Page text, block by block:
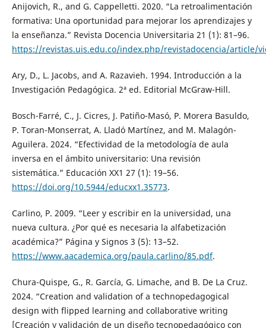
Anijovich, R., and G. Cappelletti. 2020. “La retroalimentación
formativa: Una oportunidad para mejorar los aprendizajes y
la enseñanza.” Revista Docencia Universitaria 21 (1): 81–96.
https://revistas.uis.edu.co/index.php/revistadocencia/article/
Ary, D., L. Jacobs, and A. Razavieh. 1994. Introducción a la
Investigación Pedagógica. 2ª ed. Editorial McGraw-Hill.
Bosch-Farré, C., J. Cicres, J. Patiño-Masó, P. Morera Basuldo,
P. Toran-Monserrat, A. Lladó Martínez, and M. Malagón-
Aguilera. 2024. “Efectividad de la metodología de aula
inversa en el ámbito universitario: Una revisión
sistemática.” Educación XX1 27 (1): 19–56.
https://doi.org/10.5944/educxx1.35773.
Carlino, P. 2009. “Leer y escribir en la universidad, una
nueva cultura. ¿Por qué es necesaria la alfabetización
académica?” Página y Signos 3 (5): 13–52.
https://www.aacademica.org/paula.carlino/85.pdf.
Chura-Quispe, G., R. García, G. Limache, and B. De La Cruz.
2024. “Creation and validation of a technopedagogical
design with flipped learning and collaborative writing
[Creación y validación de un diseño tecnopedagógico con